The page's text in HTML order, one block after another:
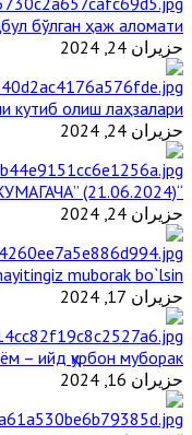
бўлган ҳаж аломати
حزيران 24, 2024
кутиб олиш лаҳзалари
حزيران 24, 2024
“ЖУМАДАН ЖУМАГАЧА” (21.06.2024)
حزيران 24, 2024
muborak bo`lsin
حزيران 17, 2024
– ийд қурбон муборак!
حزيران 16, 2024